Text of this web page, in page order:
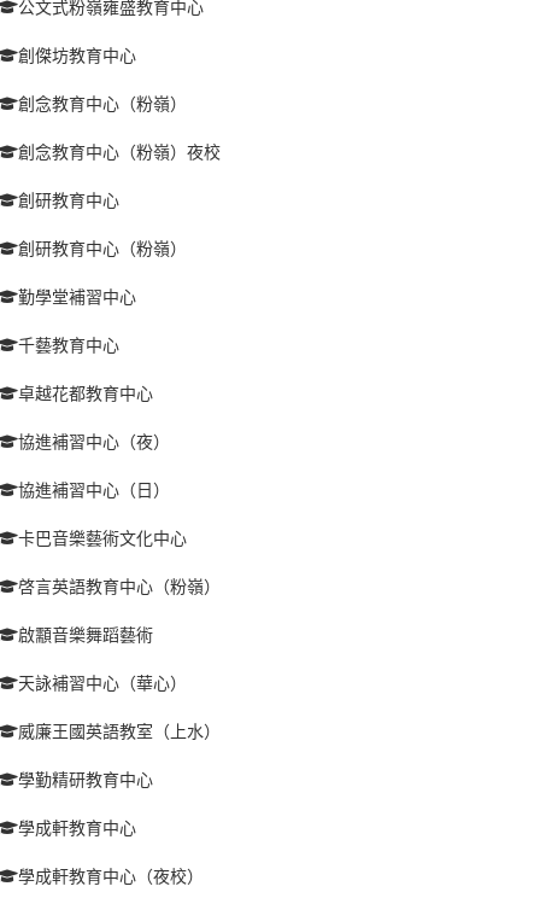
公文式粉嶺雍盛教育中心
創傑坊教育中心
創念教育中心（粉嶺）
創念教育中心（粉嶺）夜校
創研教育中心
創研教育中心（粉嶺）
勤學堂補習中心
千藝教育中心
卓越花都教育中心
協進補習中心（夜）
協進補習中心（日）
卡巴音樂藝術文化中心
啓言英語教育中心（粉嶺）
啟顬音樂舞蹈藝術
天詠補習中心（華心）
威廉王國英語教室（上水）
學勤精研教育中心
學成軒教育中心
學成軒教育中心（夜校）